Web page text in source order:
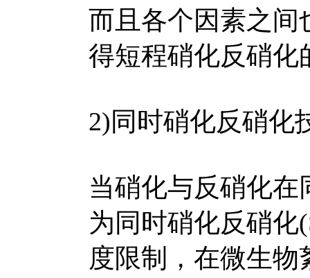
而且各个因素之间
得短程硝化反硝化
2)同时硝化反硝化
当硝化与反硝化
为同时硝化反硝化
度限制，在微生